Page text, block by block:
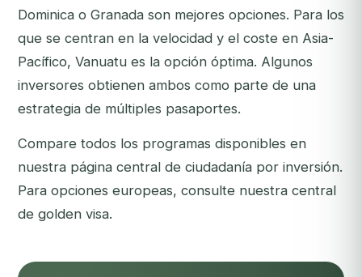
Dominica o Granada son mejores opciones. Para los
que se centran en la velocidad y el coste en Asia-
Pacífico, Vanuatu es la opción óptima. Algunos
inversores obtienen ambos como parte de una
estrategia de múltiples pasaportes.
Compare todos los programas disponibles en
nuestra página central de ciudadanía por inversión.
Para opciones europeas, consulte nuestra central
de golden visa.